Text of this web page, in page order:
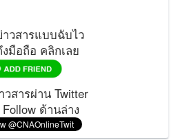
วสารแบบฉับไว
งมือถือ คลิกเลย
สารผ่าน Twitter
ด้านล่าง